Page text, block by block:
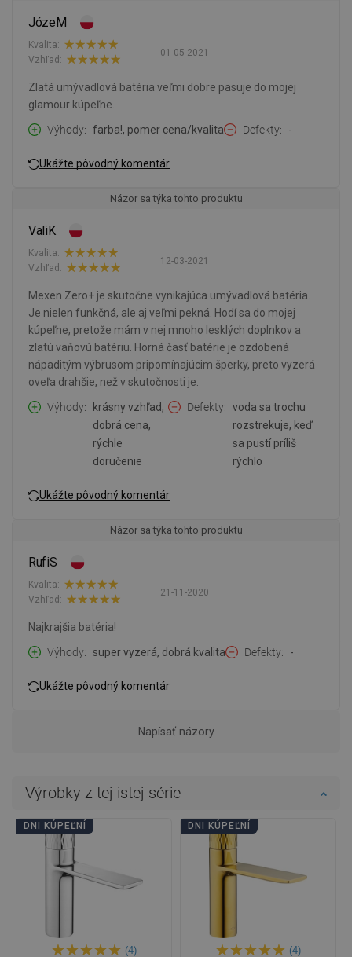
JózeM
01-05-2021
Kvalita:
Vzhľad:
Zlatá umývadlová batéria veľmi dobre pasuje do mojej
glamour kúpeľne.
Výhody
farba!, pomer cena/kvalita Defekty -
Ukážte pôvodný komentár
Názor sa týka tohto produktu
ValiK
12-03-2021
Kvalita:
Vzhľad:
Mexen Zero+ je skutočne vynikajúca umývadlová batéria.
Je nielen funkčná, ale aj veľmi pekná. Hodí sa do mojej
kúpeľne, pretože mám v nej mnoho lesklých doplnkov a
zlatú vaňovú batériu. Horná časť batérie je ozdobená
nápaditým výbrusom pripomínajúcim šperky, preto vyzerá
oveľa drahšie, než v skutočnosti je.
Výhody
krásny vzhľad,
dobrá cena,
rýchle
doručenie
Defekty
voda sa trochu
rozstrekuje, keď
sa pustí príliš
rýchlo
Ukážte pôvodný komentár
Názor sa týka tohto produktu
RufiS
21-11-2020
Kvalita:
Vzhľad:
Najkrajšia batéria!
Výhody
super vyzerá, dobrá kvalita Defekty -
Ukážte pôvodný komentár
Napísať názory
Výrobky z tej istej série
DNI KÚPEĽNÍ
(4)
DNI KÚPEĽNÍ
(4)